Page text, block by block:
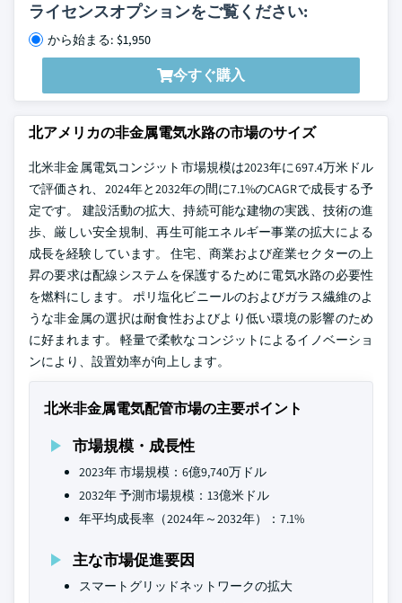
ライセンスオプションをご覧ください:
から始まる: $1,950
今すぐ購入
北アメリカの非金属電気水路の市場のサイズ
北米非金属電気コンジット市場規模は2023年に697.4万米ドル
で評価され、2024年と2032年の間に7.1%のCAGRで成長する予
定です。 建設活動の拡大、持続可能な建物の実践、技術の進
歩、厳しい安全規制、再生可能エネルギー事業の拡大による
成長を経験しています。 住宅、商業および産業セクターの上
昇の要求は配線システムを保護するために電気水路の必要性
を燃料にします。 ポリ塩化ビニールのおよびガラス繊維のよ
うな非金属の選択は耐食性およびより低い環境の影響のため
に好まれます。 軽量で柔軟なコンジットによるイノベーショ
ンにより、設置効率が向上します。
北米非金属電気配管市場の主要ポイント
市場規模・成長性
2023年 市場規模：6億9,740万ドル
2032年 予測市場規模：13億米ドル
年平均成長率（2024年～2032年）：7.1%
主な市場促進要因
スマートグリッドネットワークの拡大